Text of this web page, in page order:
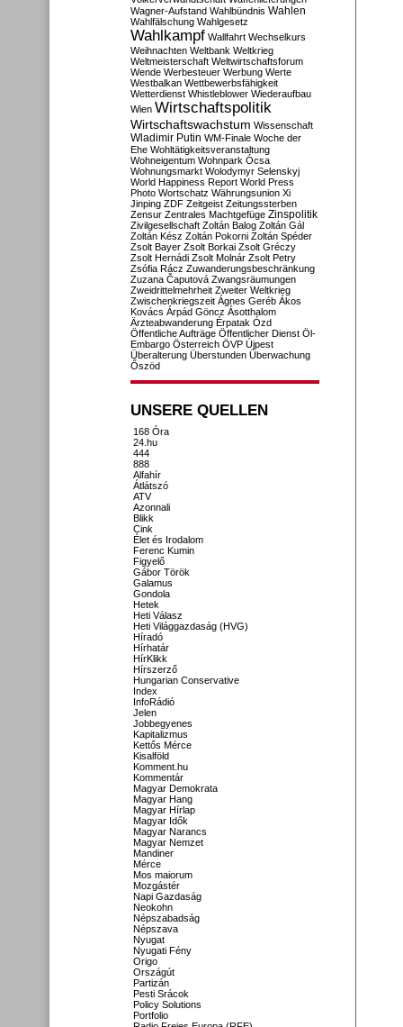
Wagner-Aufstand Wahlbündnis Wahlen
Wahlfälschung Wahlgesetz
Wahlkampf Wallfahrt Wechselkurs
Weihnachten Weltbank Weltkrieg
Weltmeisterschaft Weltwirtschaftsforum
Wende Werbesteuer Werbung Werte
Westbalkan Wettbewerbsfähigkeit
Wetterdienst Whistleblower Wiederaufbau
Wien Wirtschaftspolitik
Wirtschaftswachstum Wissenschaft
Wladimir Putin WM-Finale Woche der
Ehe Wohltätigkeitsveranstaltung
Wohneigentum Wohnpark Ócsa
Wohnungsmarkt Wolodymyr Selenskyj
World Happiness Report World Press
Photo Wortschatz Währungsunion Xi
Jinping ZDF Zeitgeist Zeitungssterben
Zensur Zentrales Machtgefüge Zinspolitik
Zivilgesellschaft Zoltán Balog Zoltán Gál
Zoltán Kész Zoltán Pokorni Zoltán Spéder
Zsolt Bayer Zsolt Borkai Zsolt Gréczy
Zsolt Hernádi Zsolt Molnár Zsolt Petry
Zsófia Rácz Zuwanderungsbeschränkung
Zuzana Čaputová Zwangsräumungen
Zweidrittelmehrheit Zweiter Weltkrieg
Zwischenkriegszeit Ágnes Geréb Ákos
Kovács Árpád Göncz Ásotthalom
Ärzteabwanderung Érpatak Ózd
Öffentliche Aufträge Öffentlicher Dienst Öl-
Embargo Österreich ÖVP Újpest
Überalterung Überstunden Überwachung
Őszöd
UNSERE QUELLEN
168 Óra
24.hu
444
888
Alfahír
Átlátszó
ATV
Azonnali
Blikk
Cink
Élet és Irodalom
Ferenc Kumin
Figyelő
Gábor Török
Galamus
Gondola
Hetek
Heti Válasz
Heti Világgazdaság (HVG)
Híradó
Hírhatár
HírKlikk
Hírszerző
Hungarian Conservative
Index
InfoRádió
Jelen
Jobbegyenes
Kapitalizmus
Kettős Mérce
Kisalföld
Komment.hu
Kommentár
Magyar Demokrata
Magyar Hang
Magyar Hírlap
Magyar Idők
Magyar Narancs
Magyar Nemzet
Mandiner
Mérce
Mos maiorum
Mozgástér
Napi Gazdaság
Neokohn
Népszabadság
Népszava
Nyugat
Nyugati Fény
Origo
Országút
Partizán
Pesti Srácok
Policy Solutions
Portfolio